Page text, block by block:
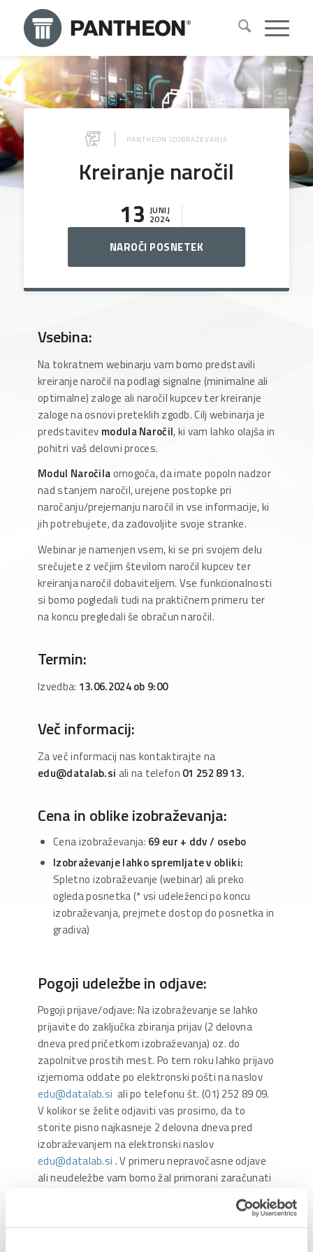
PANTHEON IZOBRAŽEVANJA
Kreiranje naročil
13 JUNIJ
2024
NAROČI POSNETEK
Vsebina:
Na tokratnem webinarju vam bomo predstavili
kreiranje naročil na podlagi signalne (minimalne ali
optimalne) zaloge ali naročil kupcev ter kreiranje
zaloge na osnovi preteklih zgodb. Cilj webinarja je
predstavitev modula Naročil, ki vam lahko olajša in
pohitri vaš delovni proces.
Modul Naročilaomogoča, da imate popoln nadzor
nad stanjem naročil, urejene postopke pri
naročanju/prejemanju naročil in vse informacije, ki
jih potrebujete, da zadovoljite svoje stranke.
Webinar je namenjen vsem, ki se pri svojem delu
srečujete z večjim številom naročil kupcev ter
kreiranja naročil dobaviteljem. Vse funkcionalnosti
si bomo pogledali tudi na praktičnem primeru ter
na koncu pregledali še obračun naročil.
Termin:
Izvedba: 13.06.2024 ob 9:00
Več informacij:
Za več informacij nas kontaktirajte na
edu@datalab.si ali na telefon 01 252 89 13.
Cena in oblike izobraževanja:
Cena izobraževanja: 69 eur + ddv / osebo
Izobraževanje lahko spremljate v obliki:
Spletno izobraževanje (webinar) ali preko
ogleda posnetka (* vsi udeleženci po koncu
izobraževanja, prejmete dostop do posnetka in
gradiva)
Pogoji udeležbe in odjave:
Pogoji prijave/odjave: Na izobraževanje se lahko
prijavite do zaključka zbiranja prijav (2 delovna
dneva pred pričetkom izobraževanja) oz. do
zapolnitve prostih mest. Po tem roku lahko prijavo
izjemoma oddate po elektronski pošti na naslov
edu@datalab.si ali po telefonu št. (01) 252 89 09.
V kolikor se želite odjaviti vas prosimo, da to
storite pisno najkasneje 2 delovna dneva pred
izobraževanjem na elektronski naslov
edu@datalab.si . V primeru nepravočasne odjave
ali neudeležbe vam bomo žal primorani zaračunati
Pridržujemo si pravico do spremembe terminov,